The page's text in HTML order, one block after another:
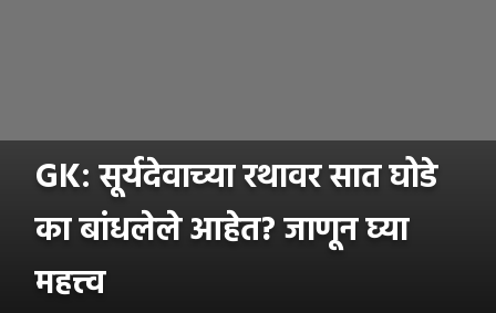
GK: सूर्यदेवाच्या रथावर सात घोडे
का बांधलेले आहेत? जाणून घ्या
महत्त्व